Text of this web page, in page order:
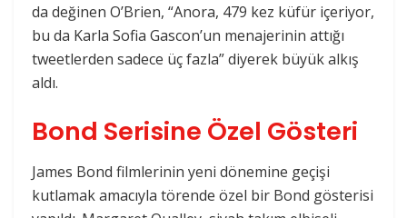
da değinen O’Brien, “Anora, 479 kez küfür içeriyor,
bu da Karla Sofia Gascon’un menajerinin attığı
tweetlerden sadece üç fazla” diyerek büyük alkış
aldı.
Bond Serisine Özel Gösteri
James Bond filmlerinin yeni dönemine geçişi
kutlamak amacıyla törende özel bir Bond gösterisi